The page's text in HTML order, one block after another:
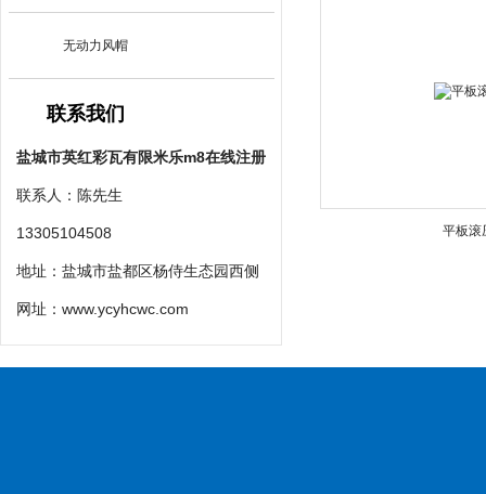
无动力风帽
联系我们
盐城市英红彩瓦有限米乐m8在线注册
联系人：陈先生
13305104508
地址：盐城市盐都区杨侍生态园西侧
网址： www.ycyhcwc.com
平板滚